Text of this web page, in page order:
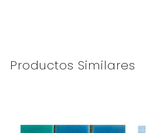
Productos Similares